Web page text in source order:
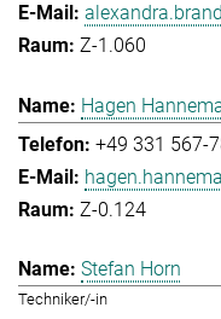
Z-1.060
Hagen
+49 331 567-
Z-0.124
Stefan Horn
Techniker/-in